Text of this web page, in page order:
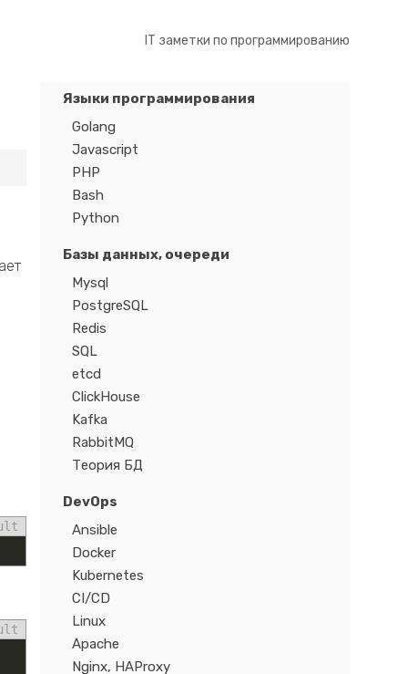
IT заметки по программированию
Языки программирования
Golang
Javascript
PHP
Bash
Python
Базы данных, очереди
Mysql
PostgreSQL
Redis
SQL
etcd
ClickHouse
Kafka
RabbitMQ
Теория БД
DevOps
Ansible
Docker
Kubernetes
CI/CD
Linux
Apache
Nginx, HAProxy